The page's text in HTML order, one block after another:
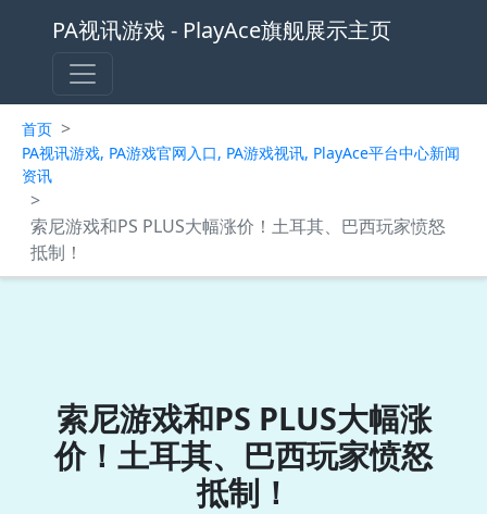
PA视讯游戏 - PlayAce旗舰展示主页
首页 >
PA视讯游戏, PA游戏官网入口, PA游戏视讯, PlayAce平台中心新闻
资讯
>
索尼游戏和PS PLUS大幅涨价！土耳其、巴西玩家愤怒
抵制！
索尼游戏和PS PLUS大幅涨
价！土耳其、巴西玩家愤怒
抵制！